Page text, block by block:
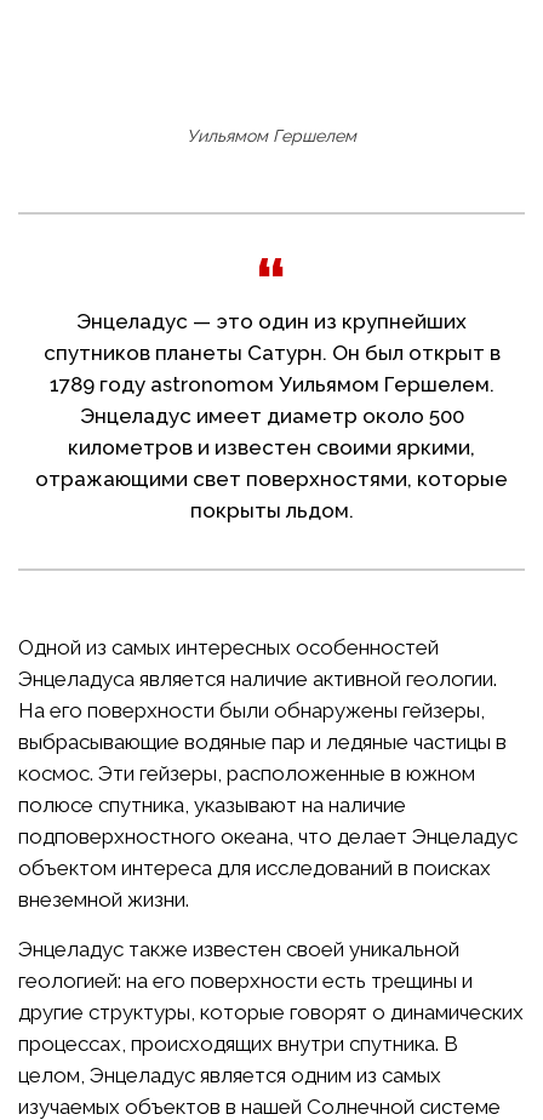
Уильямом Гершелем
Энцеладус — это один из крупнейших
спутников планеты Сатурн. Он был открыт в
1789 году astronomом Уильямом Гершелем.
Энцеладус имеет диаметр около 500
километров и известен своими яркими,
отражающими свет поверхностями, которые
покрыты льдом.
Одной из самых интересных особенностей
Энцеладуса является наличие активной геологии.
На его поверхности были обнаружены гейзеры,
выбрасывающие водяные пар и ледяные частицы в
космос. Эти гейзеры, расположенные в южном
полюсе спутника, указывают на наличие
подповерхностного океана, что делает Энцеладус
объектом интереса для исследований в поисках
внеземной жизни.
Энцеладус также известен своей уникальной
геологией: на его поверхности есть трещины и
другие структуры, которые говорят о динамических
процессах, происходящих внутри спутника. В
целом, Энцеладус является одним из самых
изучаемых объектов в нашей Солнечной системе